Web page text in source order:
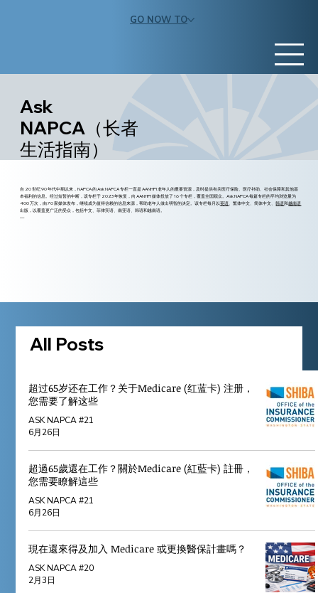
GO NOW TO
Ask
NAPCA（长者
生活指南）
自 20 世纪 90 年代中期以来，NAPCA 的 Ask NAPCA 专栏一直是 AANHPI 老年人的重要资源，及时提供有关医疗保险、医疗补助、社会保障和其他基
本福利的信息。经过短暂的中断，该专栏于 2023 年恢复，向 AANHPI 媒体投放了 16 个专栏，覆盖全国观众。Ask NAPCA 每篇专栏的平均浏览量为
400 万次，由 70 家媒体发布，继续成为值得信赖的信息来源，帮助老年人做出明智的决定。该专栏每月以英语 、繁体中文、简体中文、韩语和越南语
出版，以覆盖更广泛的受众，包括中文、菲律宾语、南亚语、韩语和越南语。
—
All Posts
超过65岁还在工作？关于Medicare (红蓝卡) 注册，
您需要了解这些
ASK NAPCA #21
6月26日
超過65歲還在工作？關於Medicare (紅藍卡) 註冊，
您需要瞭解這些
ASK NAPCA #21
6月26日
現在還來得及加入 Medicare 或更換醫保計畫嗎？
ASK NAPCA #20
2月3日